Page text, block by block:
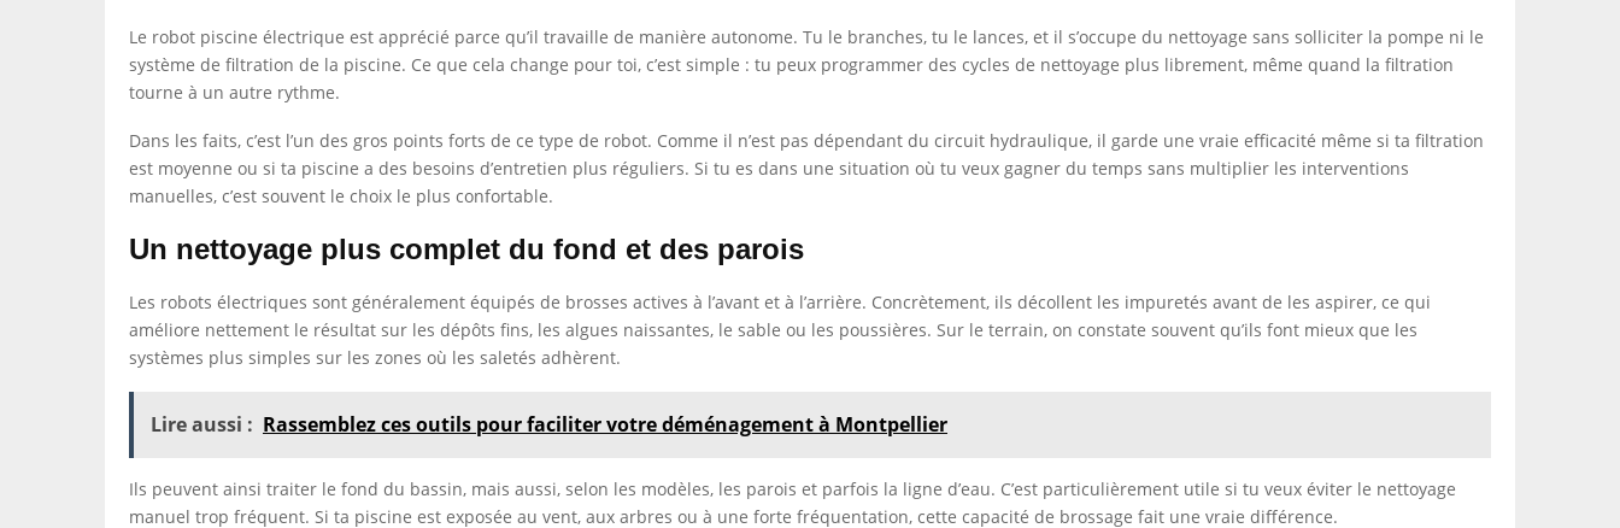
Le robot piscine électrique est apprécié parce qu’il travaille de manière autonome. Tu le branches, tu le lances, et il s’occupe du nettoyage sans solliciter la pompe ni le
système de filtration de la piscine. Ce que cela change pour toi, c’est simple : tu peux programmer des cycles de nettoyage plus librement, même quand la filtration
tourne à un autre rythme.
Dans les faits, c’est l’un des gros points forts de ce type de robot. Comme il n’est pas dépendant du circuit hydraulique, il garde une vraie efficacité même si ta filtration
est moyenne ou si ta piscine a des besoins d’entretien plus réguliers. Si tu es dans une situation où tu veux gagner du temps sans multiplier les interventions
manuelles, c’est souvent le choix le plus confortable.
Un nettoyage plus complet du fond et des parois
Les robots électriques sont généralement équipés de brosses actives à l’avant et à l’arrière. Concrètement, ils décollent les impuretés avant de les aspirer, ce qui
améliore nettement le résultat sur les dépôts fins, les algues naissantes, le sable ou les poussières. Sur le terrain, on constate souvent qu’ils font mieux que les
systèmes plus simples sur les zones où les saletés adhèrent.
Lire aussi : Rassemblez ces outils pour faciliter votre déménagement à Montpellier
Ils peuvent ainsi traiter le fond du bassin, mais aussi, selon les modèles, les parois et parfois la ligne d’eau. C’est particulièrement utile si tu veux éviter le nettoyage
manuel trop fréquent. Si ta piscine est exposée au vent, aux arbres ou à une forte fréquentation, cette capacité de brossage fait une vraie différence.